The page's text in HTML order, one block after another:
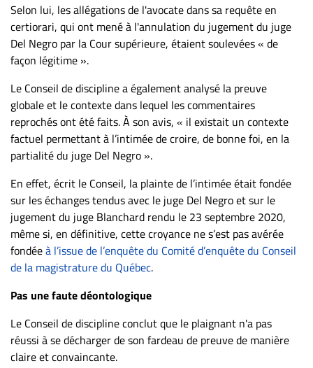
Selon lui, les allégations de l'avocate dans sa requête en
certiorari, qui ont mené à l'annulation du jugement du juge
Del Negro par la Cour supérieure, étaient soulevées « de
façon légitime ».
Le Conseil de discipline a également analysé la preuve
globale et le contexte dans lequel les commentaires
reprochés ont été faits. À son avis, « il existait un contexte
factuel permettant à l’intimée de croire, de bonne foi, en la
partialité du juge Del Negro ».
En effet, écrit le Conseil, la plainte de l’intimée était fondée
sur les échanges tendus avec le juge Del Negro et sur le
jugement du juge Blanchard rendu le 23 septembre 2020,
même si, en définitive, cette croyance ne s’est pas avérée
fondéeà l’issue de l’enquête du Comité d’enquête du Conseil
de la magistrature du Québec.
Pas une faute déontologique
Le Conseil de discipline conclut que le plaignant n'a pas
réussi à se décharger de son fardeau de preuve de manière
claire et convaincante.